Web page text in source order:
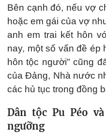
Bên cạnh đó, nếu vợ
hoặc em gái của vợ
anh em trai kết hôn
nay, một số vấn đề ép
hôn tộc người" cũng
của Đảng, Nhà nước
các hủ tục trong đồng
Dân tộc Pu Péo
ngưỡng